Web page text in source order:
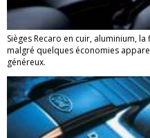
Sièges Recaro en cuir, aluminium,
malgré quelques économies
généreux.